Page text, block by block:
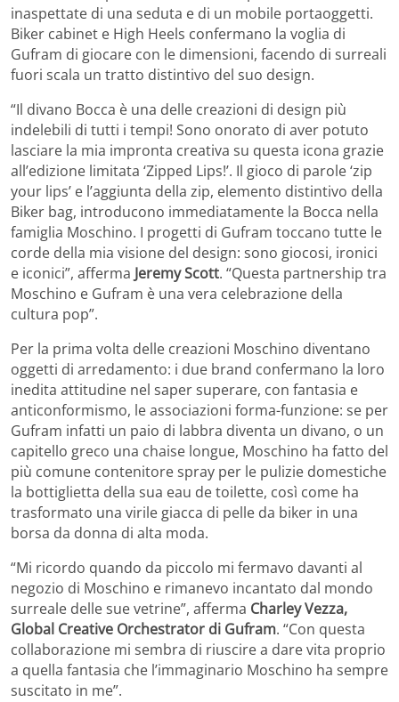
inaspettate di una seduta e di un mobile portaoggetti.
Biker cabinet e High Heels confermano la voglia di
Gufram di giocare con le dimensioni, facendo di surreali
fuori scala un tratto distintivo del suo design.
“Il divano Bocca è una delle creazioni di design più
indelebili di tutti i tempi! Sono onorato di aver potuto
lasciare la mia impronta creativa su questa icona grazie
all’edizione limitata ‘Zipped Lips!’. Il gioco di parole ‘zip
your lips’ e l’aggiunta della zip, elemento distintivo della
Biker bag, introducono immediatamente la Bocca nella
famiglia Moschino. I progetti di Gufram toccano tutte le
corde della mia visione del design: sono giocosi, ironici
e iconici”, afferma Jeremy Scott. “Questa partnership tra
Moschino e Gufram è una vera celebrazione della
cultura pop”.
Per la prima volta delle creazioni Moschino diventano
oggetti di arredamento: i due brand confermano la loro
inedita attitudine nel saper superare, con fantasia e
anticonformismo, le associazioni forma-funzione: se per
Gufram infatti un paio di labbra diventa un divano, o un
capitello greco una chaise longue, Moschino ha fatto del
più comune contenitore spray per le pulizie domestiche
la bottiglietta della sua eau de toilette, così come ha
trasformato una virile giacca di pelle da biker in una
borsa da donna di alta moda.
“Mi ricordo quando da piccolo mi fermavo davanti al
negozio di Moschino e rimanevo incantato dal mondo
surreale delle sue vetrine”, afferma Charley Vezza,
Global Creative Orchestrator di Gufram. “Con questa
collaborazione mi sembra di riuscire a dare vita proprio
a quella fantasia che l’immaginario Moschino ha sempre
suscitato in me”.